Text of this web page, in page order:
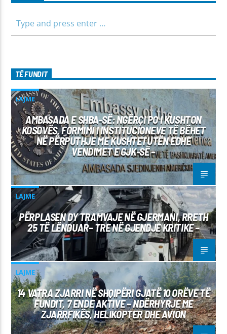
TË FUNDIT
LAJME
AMBASADA E SHBA-SË: NGËRÇI PO I KUSHTON
KOSOVËS, FORMIMI I INSTITUCIONEVE TË BËHET
NË PËRPUTHJE ME KUSHTETUTËN EDHE
VENDIMET E GJK-SË –
LAJME
PËRPLASEN DY TRAMVAJE NË GJERMANI, RRETH
25 TË LËNDUAR– TRE NË GJENDJE KRITIKE –
LAJME
14 VATRA ZJARRI NË SHQIPËRI GJATË 10 ORËVE TË
FUNDIT, 7 ENDE AKTIVE – NDËRHYRJE ME
ZJARRFIKËS, HELIKOPTER DHE AVION